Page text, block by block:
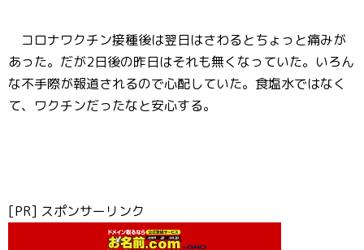
コロナワクチン接種後は翌日はさわるとちょっと痛みが
あった。だが2日後の昨日はそれも無くなっていた。いろん
な不手際が報道されるので心配していた。食塩水ではなく
て、ワクチンだったなと安心する。
[PR] スポンサーリンク